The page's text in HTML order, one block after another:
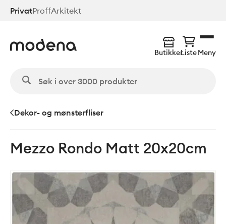
Hopp
PrivatProffArkitekt
ButikkerListeMeny
Dekor- og mønsterfliser
Mezzo Rondo Matt 20x20cm